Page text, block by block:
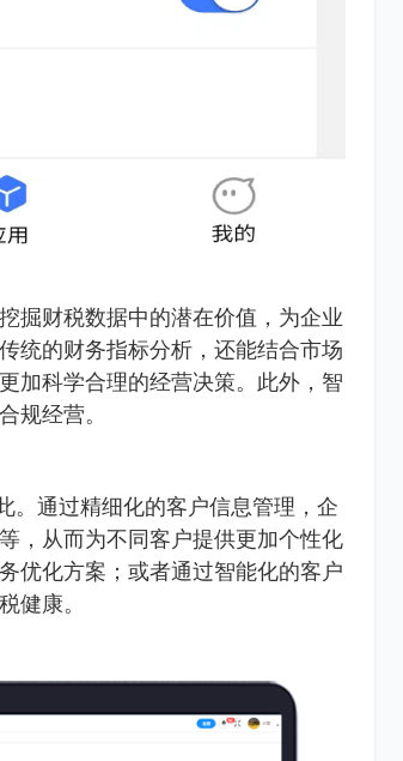
掘财税数据中的潜在价值，为企业
统的财务指标分析，还能结合市场
加科学合理的经营决策。此外，智
规经营。
。通过精细化的客户信息管理，企
，从而为不同客户提供更加个性化
优化方案；或者通过智能化的客户
健康。